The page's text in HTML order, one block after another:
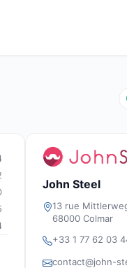
John Steel
13 rue
68000 Colmar
+33 1 77 62 03
contact@john-